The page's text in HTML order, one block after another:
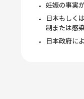
妊娠の事実
日本もしく
制または感
日本政府に